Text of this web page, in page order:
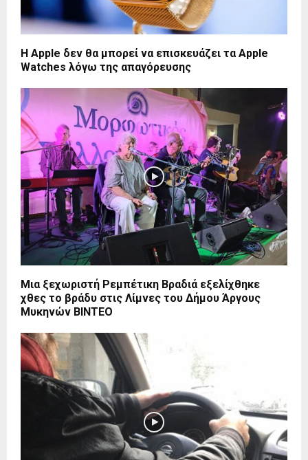
Η Apple δεν θα μπορεί να επισκευάζει τα Apple
Watches λόγω της απαγόρευσης
Μια ξεχωριστή Ρεμπέτικη Βραδιά εξελίχθηκε
χθες το βράδυ στις Λίμνες του Δήμου Άργους
Μυκηνών ΒΙΝΤΕΟ